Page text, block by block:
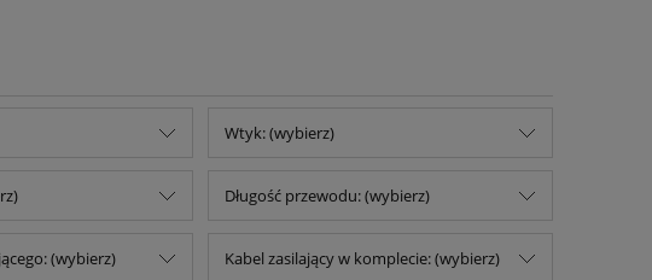
Wtyk: (wybierz)
Długość przewodu: (wybierz)
(wybierz) Kabel zasilający w komplecie: (wybierz)